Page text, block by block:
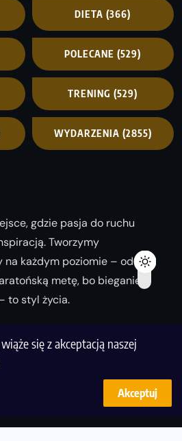
się z akceptacją naszej
Akceptuj
DIETA (366)
POLECANE (529)
TRENING (529)
WYDARZENIA (2855)
gdzie pasja do ruchu
Tworzymy
na każdym poziomie – od
metę, bo bieganie
to styl życia.
swoją najlepszą wersję!